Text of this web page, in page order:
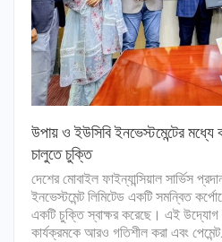
উপায় ও ইউসিবি ইনভেস্টমেন্টের
চালুতে চুক্তি
দেশের মোবাইল ফাইন্যান্সিয়াল সার্ভিস
ইনভেস্টমেন্ট লিমিটেড একটি সমন্বিত
একটি চুক্তি স্বাক্ষর করেছে। এই উদ্যোগ
কার্যক্রমকে আরও গতিশীল করা এবং পেমেন্ট…